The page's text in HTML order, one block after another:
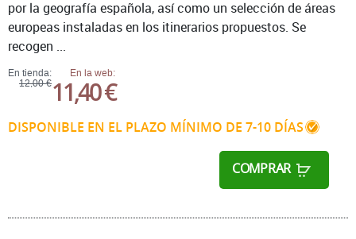
En tienda:
12,00 €
En la web:
11,40 €
DISPONIBLE EN EL PLAZO MÍNIMO DE 7-10 DÍAS
COMPRAR
por la geografía española, así como un selección de áreas
europeas instaladas en los itinerarios propuestos. Se
recogen ...